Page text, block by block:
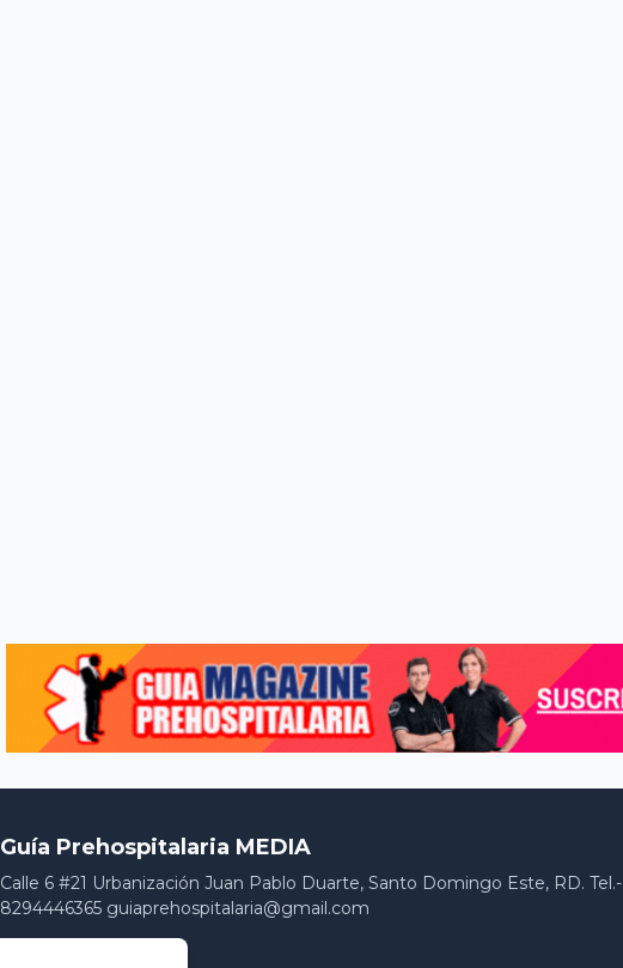
Guía Prehospitalaria MEDIA
Calle 6 #21 Urbanización Juan Pablo Duarte, Santo Domingo Este, RD. Tel.-
8294446365 guiaprehospitalaria@gmail.com